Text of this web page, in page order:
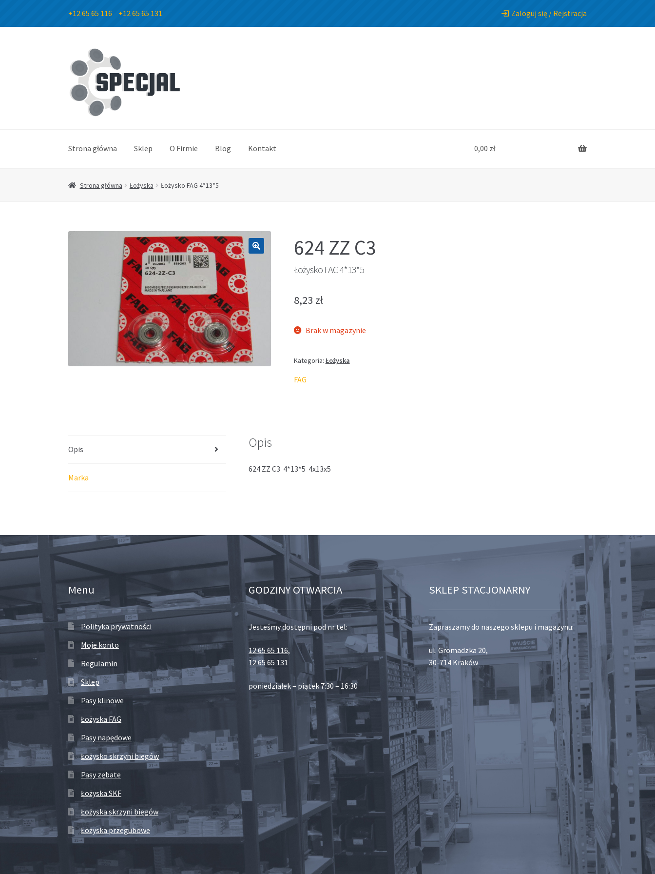
+12 65 65 116 +12 65 65 131 Zaloguj się / Rejstracja
Przejdź
do
nawigacji
Przejdź
do
treści
Strona główna Sklep O Firmie Blog Kontakt 0,00 zł
Strona główna Łożyska Łożysko FAG 4*13*5
624 ZZ C3
Łożysko FAG 4*13*5
8,23 zł
Brak w magazynie
Kategoria: Łożyska
FAG
Opis
Marka
Opis
624 ZZ C3 4*13*5 4x13x5
Menu
Polityka prywatności
Moje konto
Regulamin
Sklep
Pasy klinowe
Łożyska FAG
Pasy napędowe
Łożysko skrzyni biegów
Pasy zębate
Łożyska SKF
Łożyska skrzyni biegów
Łożyska przegubowe
GODZINY OTWARCIA
Jesteśmy dostępni pod nr tel:
12 65 65 116,
12 65 65 131
poniedziałek – piątek 7:30 – 16:30
SKLEP STACJONARNY
Zapraszamy do naszego sklepu i magazynu:
ul. Gromadzka 20,
30-714 Kraków